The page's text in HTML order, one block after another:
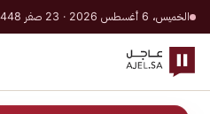
الخميس، 6 أغسطس 2026 · 23 صفر 1448 هـ